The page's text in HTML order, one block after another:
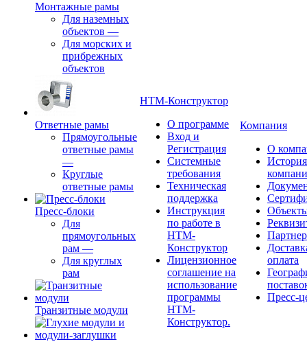
Монтажные рамы
Для наземных
объектов —
Для морских и
прибрежных
объектов
Ответные рамы
Прямоугольные
ответные рамы
—
Круглые
ответные рамы
Пресс-блоки
Для
прямоугольных
рам —
Для круглых
рам
Транзитные модули
НТМ-Конструктор
О программе
Вход и
Регистрация
Системные
требования
Техническая
поддержка
Инструкция
по работе в
НТМ-
Конструктор
Лицензионное
соглашение на
использование
программы
НТМ-
Конструктор.
Компания
О
История
оплата
Пресс-